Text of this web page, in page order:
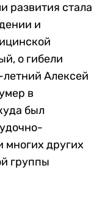
развития стала
и
о гибели
летний Алексей
в
был
многих других
группы